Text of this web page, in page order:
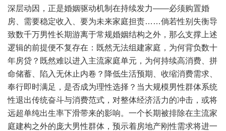
深层动因，正是婚姻驱动机制在持续发力——必须购置婚
房、需要稳定收入、要为未来家庭担责……倘若性别失衡导
致数千万男性长期游离于常规婚姻结构之外，那么支撑上述
逻辑的前提便不复存在：既然无法组建家庭，为何背负数十
年房贷？既然难以进入主流家庭单元，为何持续高消费、拼
命储蓄、陷入无休止内卷？降低生活预期、收缩消费需求、
奉行即时满足，是否成为理性选择？当大规模男性群体系统
性退出传统奋斗与消费范式，对整体经济活力的冲击，或将
远超单纯出生率下滑带来的影响。一个长期被排除在主流家
庭建构之外的庞大男性群体，预示着房地产刚性需求将进一